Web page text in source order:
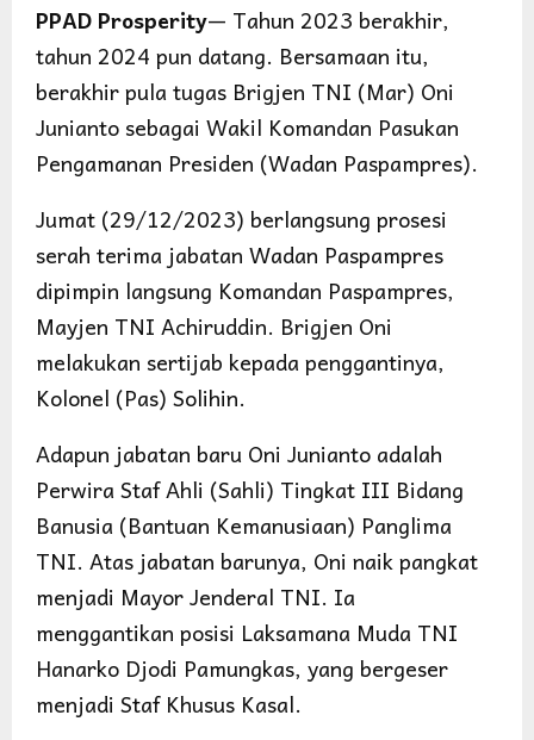
PPAD Prosperity— Tahun 2023 berakhir,
tahun 2024 pun datang. Bersamaan itu,
berakhir pula tugas Brigjen TNI (Mar) Oni
Junianto sebagai Wakil Komandan Pasukan
Pengamanan Presiden (Wadan Paspampres).
Jumat (29/12/2023) berlangsung prosesi
serah terima jabatan Wadan Paspampres
dipimpin langsung Komandan Paspampres,
Mayjen TNI Achiruddin. Brigjen Oni
melakukan sertijab kepada penggantinya,
Kolonel (Pas) Solihin.
Adapun jabatan baru Oni Junianto adalah
Perwira Staf Ahli (Sahli) Tingkat III Bidang
Banusia (Bantuan Kemanusiaan) Panglima
TNI. Atas jabatan barunya, Oni naik pangkat
menjadi Mayor Jenderal TNI. Ia
menggantikan posisi Laksamana Muda TNI
Hanarko Djodi Pamungkas, yang bergeser
menjadi Staf Khusus Kasal.